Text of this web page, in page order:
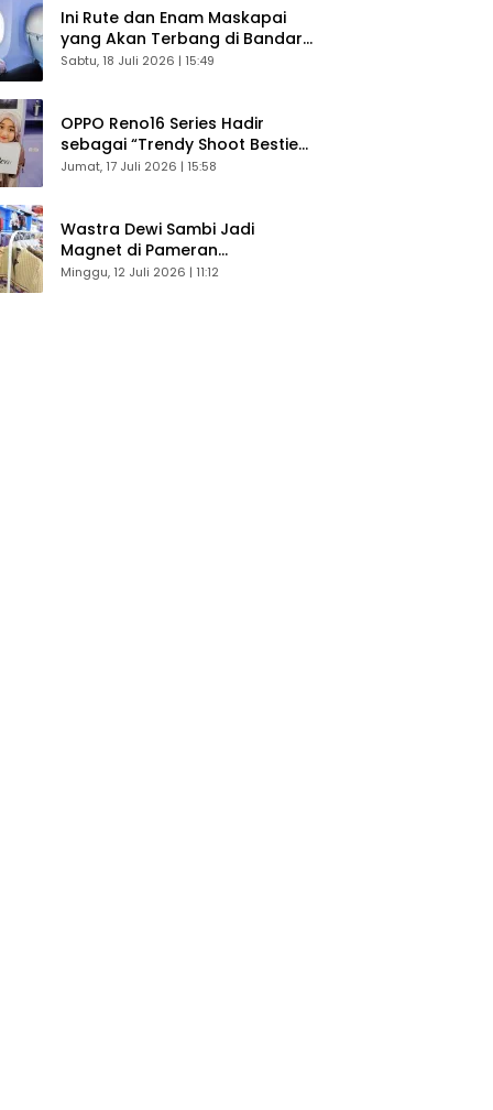
Ini Rute dan Enam Maskapai
yang Akan Terbang di Bandara
Husein Sastranegara
Sabtu, 18 Juli 2026 | 15:49
OPPO Reno16 Series Hadir
sebagai “Trendy Shoot Bestie”,
Bikin Konten Kreator Makin
Jumat, 17 Juli 2026 | 15:58
Wastra Dewi Sambi Jadi
Magnet di Pameran
Dekranasda, Banyak Diminati
Minggu, 12 Juli 2026 | 11:12